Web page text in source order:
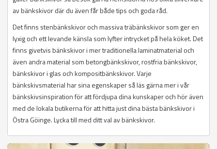
av bänkskivor där du även får både tips och goda råd.
Det finns stenbänkskivor och massiva träbänkskivor som ger en
lyxig och ett levande känsla som lyfter intrycket på hela köket. Det
finns givetvis bänkskivor i mer traditionella laminatmaterial och
även andra material som betongbänkskivor, rostfria bänkskivor,
bänkskivor i glas och kompositbänkskivor. Varje
bänkskivsmaterial har sina egenskaper så läs gärna mer i vår
bänkskivsinspiration för att fördjupa dina kunskaper och hör även
med de lokala butikerna för att hitta just dina bästa bänkskivor i
Östra Göinge. Lycka till med ditt val av bänkskivor.